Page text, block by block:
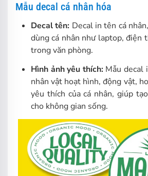
Mẫu decal cá nhân hóa
Decal tên: Decal in tên cá
dùng cá nhân như laptop, điện
trong văn phòng.
Hình ảnh yêu thích: Mẫu decal
nhân vật hoạt hình, động vật,
yêu thích của cá nhân, giúp
cho không gian sống.